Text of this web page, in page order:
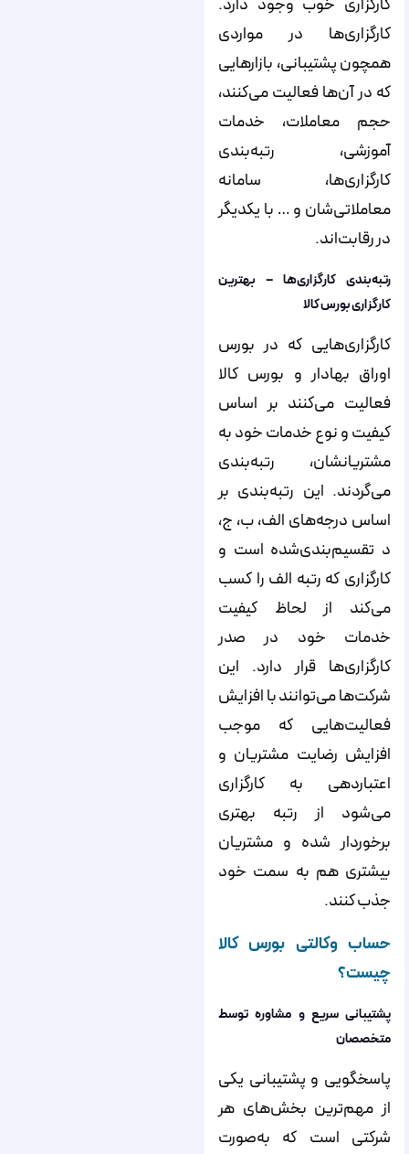
کارگزاری خوب وجود دارد.
کارگزاری‌ها در مواردی
همچون پشتیبانی، بازارهایی
که در آن‌ها فعالیت می‌کنند،
حجم معاملات، خدمات
آموزشی، رتبه‌بندی
کارگزاری‌ها، سامانه
معاملاتی‌شان و … با یکدیگر
در رقابت‌اند.
رتبه‌بندی کارگزاری‌ها – بهترین
کارگزاری بورس کالا
کارگزاری‌هایی که در بورس
اوراق بهادار و بورس کالا
فعالیت می‌کنند بر اساس
کیفیت و نوع خدمات خود به
مشتریانشان، رتبه‌بندی
می‌‌‌‌‌‌‌گردند. این رتبه‌بندی بر
اساس درجه‌های الف، ب، ج،
د تقسیم‌بندی‌شده است و
کارگزاری که رتبه الف را کسب
می‌کند از لحاظ کیفیت
خدمات خود در صدر
کارگزاری‌ها قرار دارد. این
شرکت‌ها می‌توانند با افزایش
فعالیت‌هایی که موجب
افزایش رضایت مشتریان و
اعتباردهی به کارگزاری
می‌شود از رتبه بهتری
برخوردار شده و مشتریان
بیشتری هم به سمت خود
جذب کنند.
حساب وکالتی بورس کالا
چیست؟
پشتیبانی سریع و مشاوره توسط
متخصصان
پاسخگویی و پشتیبانی یکی
از مهم‌ترین بخش‌های هر
شرکتی است که به‌صورت